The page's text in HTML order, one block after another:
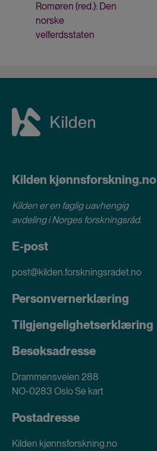
Romøren (red.): Den
norske
velferdsstaten
Kilden kjønnsforskning.no
Kilden er en faglig uavhengig
avdeling iNorges forskningsråd.
E-post
post@kilden.forskningsradet.no
Personvernerklæring
Tilgjengelighetserklæring
Besøksadresse
Drammensveien 288
NO-0283 OsloSe kart
Postadresse
Kilden kjønnsforskning.no